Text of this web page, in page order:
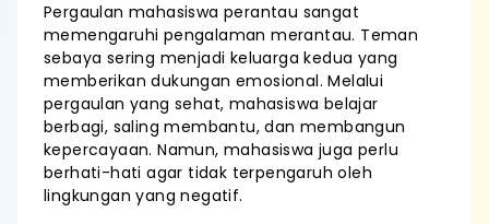
Pergaulan mahasiswa perantau sangat
memengaruhi pengalaman merantau. Teman
sebaya sering menjadi keluarga kedua yang
memberikan dukungan emosional. Melalui
pergaulan yang sehat, mahasiswa belajar
berbagi, saling membantu, dan membangun
kepercayaan. Namun, mahasiswa juga perlu
berhati-hati agar tidak terpengaruh oleh
lingkungan yang negatif.